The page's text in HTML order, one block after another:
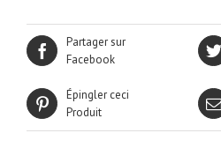
Partager sur
Facebook
Épingler ceci
Produit